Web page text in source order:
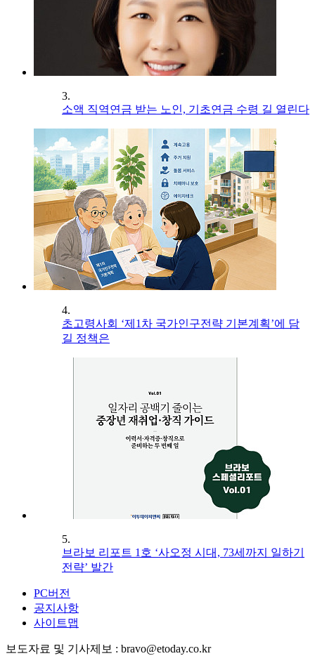
3.
소액 직역연금 받는 노인, 기초연금 수령 길 열린다
4.
초고령사회 ‘제1차 국가인구전략 기본계획’에 담
길 정책은
5.
브라보 리포트 1호 ‘사오정 시대, 73세까지 일하기
전략’ 발간
PC버전
공지사항
사이트맵
보도자료 및 기사제보 : bravo@etoday.co.kr